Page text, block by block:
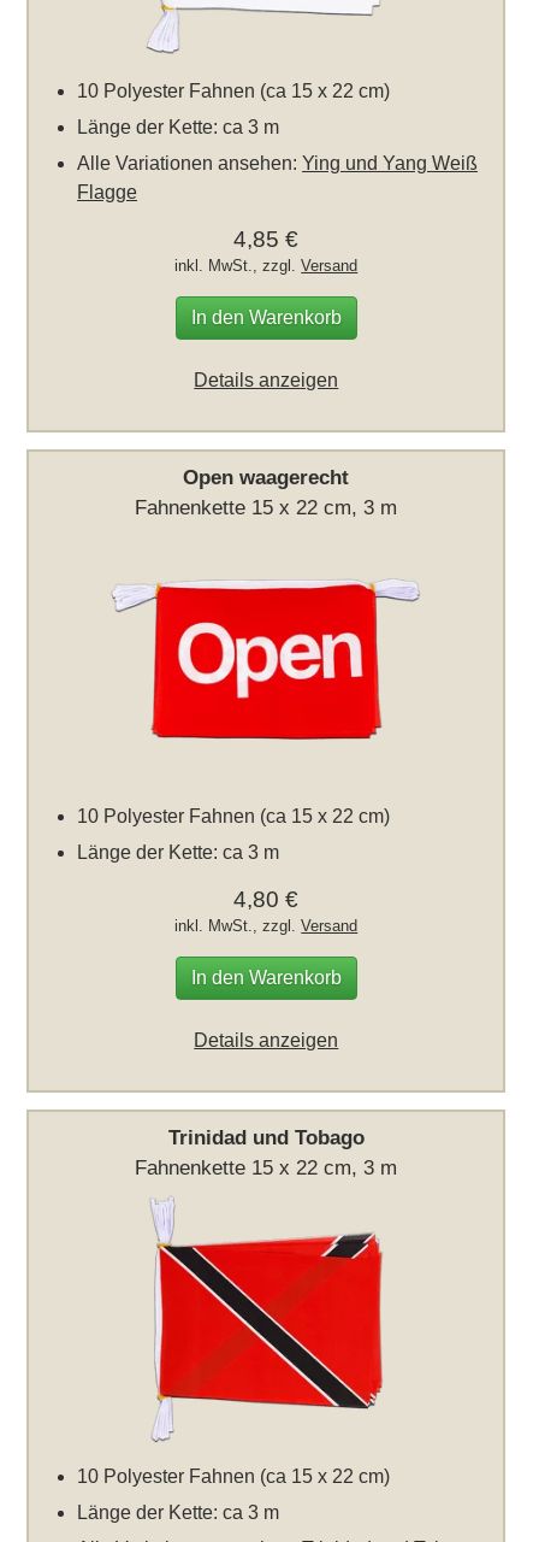
10 Polyester Fahnen (ca 15 x 22 cm)
Länge der Kette: ca 3 m
Alle Variationen ansehen:Ying und Yang Weiß
Flagge
4,85 €
inkl. MwSt., zzgl.Versand
In den Warenkorb
Details anzeigen
Open waagerecht
Fahnenkette 15 x 22 cm, 3 m
10 Polyester Fahnen (ca 15 x 22 cm)
Länge der Kette: ca 3 m
4,80 €
inkl. MwSt., zzgl.Versand
In den Warenkorb
Details anzeigen
Trinidad und Tobago
Fahnenkette 15 x 22 cm, 3 m
10 Polyester Fahnen (ca 15 x 22 cm)
Länge der Kette: ca 3 m